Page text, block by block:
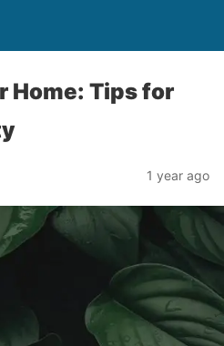
Home: Tips for
1 year ago